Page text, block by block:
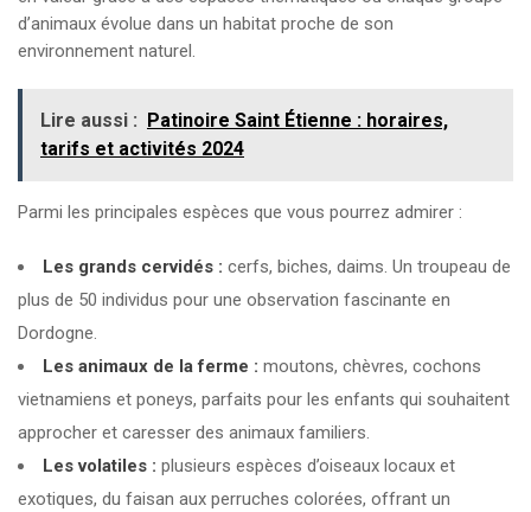
d’animaux évolue dans un habitat proche de son
environnement naturel.
Lire aussi : Patinoire Saint Étienne : horaires,
tarifs et activités 2024
Parmi les principales espèces que vous pourrez admirer :
Les grands cervidés : cerfs, biches, daims. Un troupeau de
plus de 50 individus pour une observation fascinante en
Dordogne.
Les animaux de la ferme : moutons, chèvres, cochons
vietnamiens et poneys, parfaits pour les enfants qui souhaitent
approcher et caresser des animaux familiers.
Les volatiles : plusieurs espèces d’oiseaux locaux et
exotiques, du faisan aux perruches colorées, offrant un